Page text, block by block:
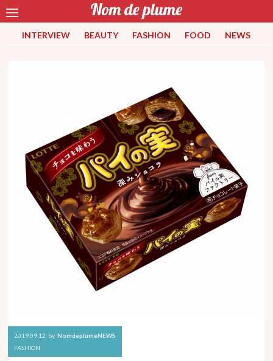
INTERVIEW BEAUTY FASHION FOOD NEWS
2019.09.12 by NomdeplumeNEWS
FASHION